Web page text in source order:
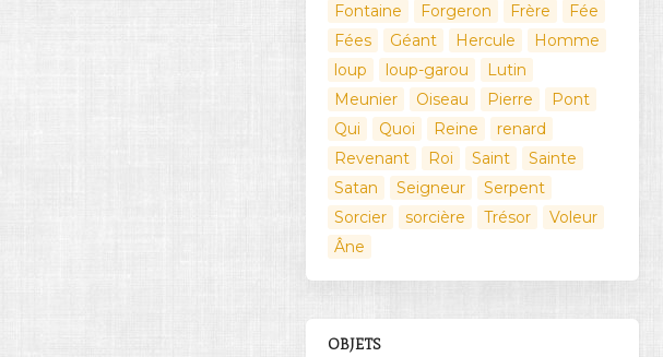
Fontaine
Forgeron Frère
Fée
Fées
Géant Hercule
Homme
loup
loup-garou
Lutin
Meunier
Oiseau Pierre
Pont
Qui
Quoi Reine
renard
Revenant
Roi Saint
Sainte
Satan
Seigneur
Serpent
Sorcier
sorcière Trésor
Voleur
Âne
OBJETS